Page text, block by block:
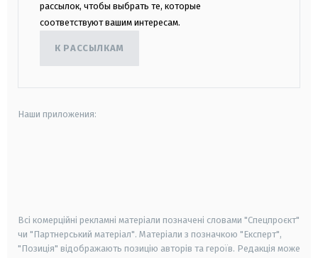
рассылок, чтобы выбрать те, которые
соответствуют вашим интересам.
К РАССЫЛКАМ
Наши приложения:
Всі комерційні рекламні матеріали позначені словами "Спецпроєкт"
чи "Партнерський матеріал". Матеріали з позначкою "Експерт",
"Позиція" відображають позицію авторів та героїв. Редакція може